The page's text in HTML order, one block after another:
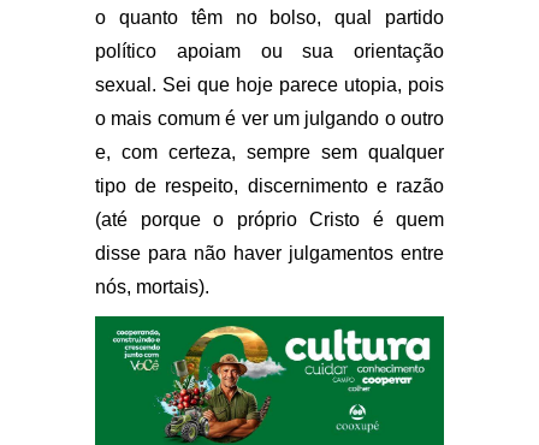
o quanto têm no bolso, qual partido
político apoiam ou sua orientação
sexual. Sei que hoje parece utopia, pois
o mais comum é ver um julgando o outro
e, com certeza, sempre sem qualquer
tipo de respeito, discernimento e razão
(até porque o próprio Cristo é quem
disse para não haver julgamentos entre
nós, mortais).